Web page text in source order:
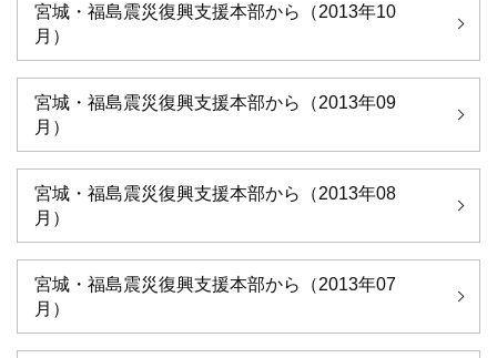
宮城・福島震災復興支援本部から（2013年10
月）
宮城・福島震災復興支援本部から（2013年09
月）
宮城・福島震災復興支援本部から（2013年08
月）
宮城・福島震災復興支援本部から（2013年07
月）